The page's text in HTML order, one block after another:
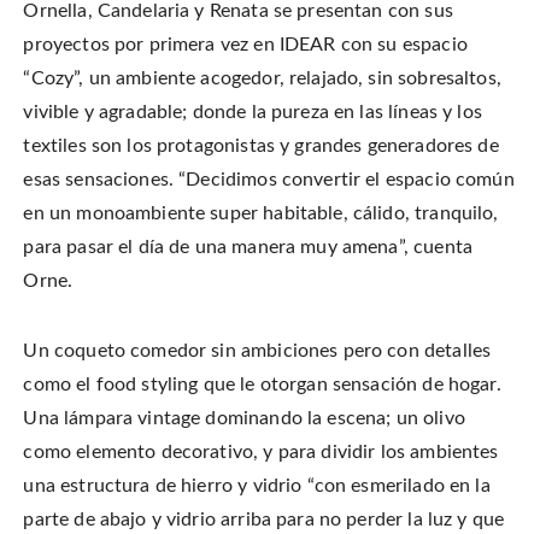
Ornella, Candelaria y Renata se presentan con sus
proyectos por primera vez en IDEAR con su espacio
“Cozy”, un ambiente acogedor, relajado, sin sobresaltos,
vivible y agradable; donde la pureza en las líneas y los
textiles son los protagonistas y grandes generadores de
esas sensaciones. “Decidimos convertir el espacio común
en un monoambiente super habitable, cálido, tranquilo,
para pasar el día de una manera muy amena”, cuenta
Orne.
Un coqueto comedor sin ambiciones pero con detalles
como el food styling que le otorgan sensación de hogar.
Una lámpara vintage dominando la escena; un olivo
como elemento decorativo, y para dividir los ambientes
una estructura de hierro y vidrio “con esmerilado en la
parte de abajo y vidrio arriba para no perder la luz y que